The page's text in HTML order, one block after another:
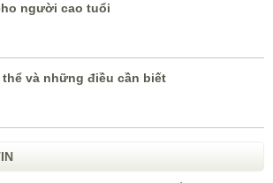
người cao tuổi
và những điều cần biết